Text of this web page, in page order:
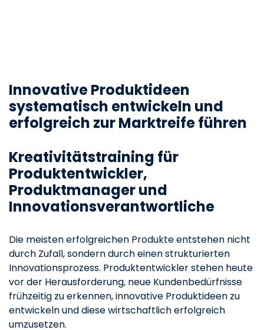
Innovative Produktideen
systematisch entwickeln und
erfolgreich zur Marktreife führen
Kreativitätstraining für
Produktentwickler,
Produktmanager und
Innovationsverantwortliche
Die meisten erfolgreichen Produkte entstehen nicht
durch Zufall, sondern durch einen strukturierten
Innovationsprozess. Produktentwickler stehen heute
vor der Herausforderung, neue Kundenbedürfnisse
frühzeitig zu erkennen, innovative Produktideen zu
entwickeln und diese wirtschaftlich erfolgreich
umzusetzen.